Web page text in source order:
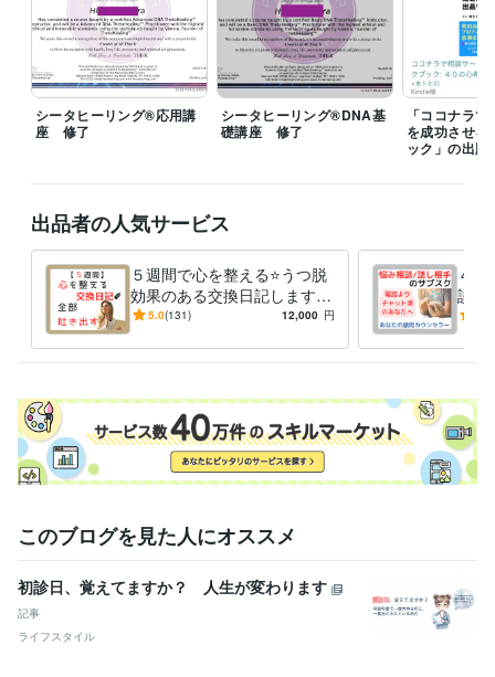
合わせの上、「待機中」に設定させていただきます）
（電話相談の「予約」は、毎時「00分」または「30分」しか受付できま
せんのでご注意ください。例えば10時10分とか、22時45分といったご予
約はできないシステムになっております。10時や22時30分という形での
ご予約となってしまいます。事前にダイレクトメッセージでお問い合わ
せいただければ、細かい時間設定で「待機」することも可能です）
※下記のリンクより、無料登録して電話番号認証するとココナラより100
0ポイントプレゼントされます。
https://coconala.com/invite/4F26V
経験職種
ライフスタイル・その他 / 占い師 経験年数 : 1年
ライフスタイル・その他 / カウンセラー・コーチ 経験年数 : 20年
ライフスタイル・その他 / その他 経験年数 : 2年
職歴
障害者就労支援機関 2005年1月 ~ 現在
ココナラ 2018年12月 ~ 現在
Kindle 2021年2月 ~ 現在
stand.fm 2021年4月 ~ 現在
受賞歴
術」
「ココナラで相談サービスを成功させる出品ワークブック」
ndle オークション・eコマースランキング１位
Kindle 小規模ビジネ
スに関する電子書籍ランキング１位
シータヒーリング®応用講
座 修了
シータヒーリング®DNA基
礎講座 修了
「ココナラ
を成功させる
ック」の出版
出品者の人気サービス
５週間で心を整える⭐うつ脱
効果のある交換日記します
【通常版】気持ちを吐き出
5.0(131) 12,000 円
４
談・
『対
サブ
このブログを見た人にオススメ
初診日、覚えてますか？ 人生が変わります
記事
ライフスタイル